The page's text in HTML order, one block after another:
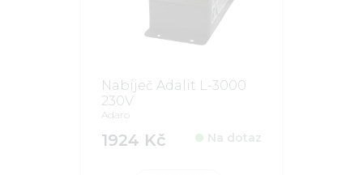
Nabíječ Adalit L-3000
230V
Adaro
1924 Kč Na dotaz